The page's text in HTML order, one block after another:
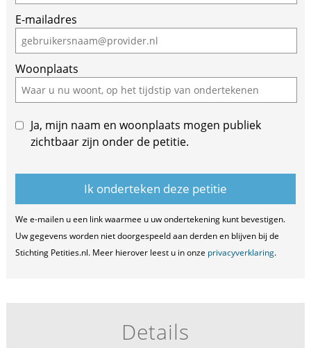
E-mailadres
Woonplaats
Ja, mijn naam en woonplaats mogen publiek
zichtbaar zijn onder de petitie.
We e-mailen u een link waarmee u uw ondertekening kunt bevestigen.
Uw gegevens worden niet doorgespeeld aan derden en blijven bij de
Stichting Petities.nl. Meer hierover leest u in onze privacyverklaring.
Details